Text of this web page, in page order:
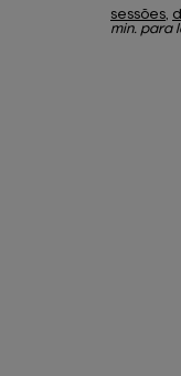
sessões,
min. para